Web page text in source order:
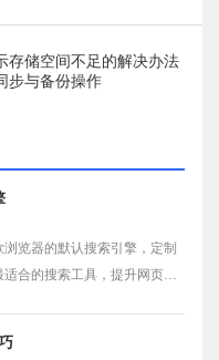
存储空间不足的解决办法
步与备份操作
览器的默认搜索引擎，定制
合的搜索工具，提升网页搜